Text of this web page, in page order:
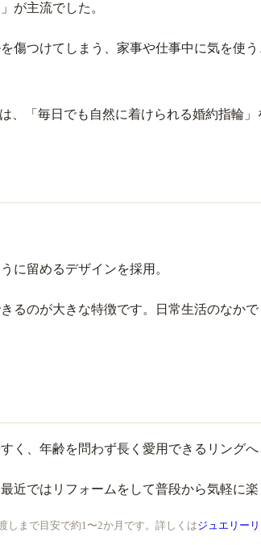
が主流でした。
つけてしまう、家事や仕事中に気を使
「毎日でも自然に着けられる婚約指輪
に留めるデザインを採用。
のが大きな特徴です。日常生活のなか
、年齢を問わず長く愛用できるリングへ
ではリフォームをして普段から気軽に
しまで目安で約1〜2か月です。詳しくはジュエリー